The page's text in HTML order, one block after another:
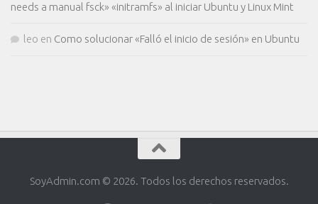
needs a manual fsck» «initramfs» al iniciar Ubuntu y Linux Mint
leo en Como solucionar «Falló el inicio de sesión» en Ubuntu
SoyAdmin.com © 2026. Todos los derechos reservados.